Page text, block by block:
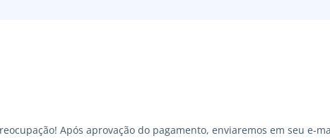
Após aprovação do pagamento, enviaremos em seu e-